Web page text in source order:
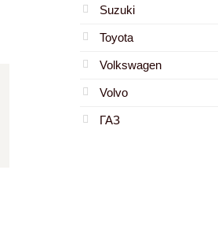
Suzuki
Toyota
Volkswagen
Volvo
ГАЗ